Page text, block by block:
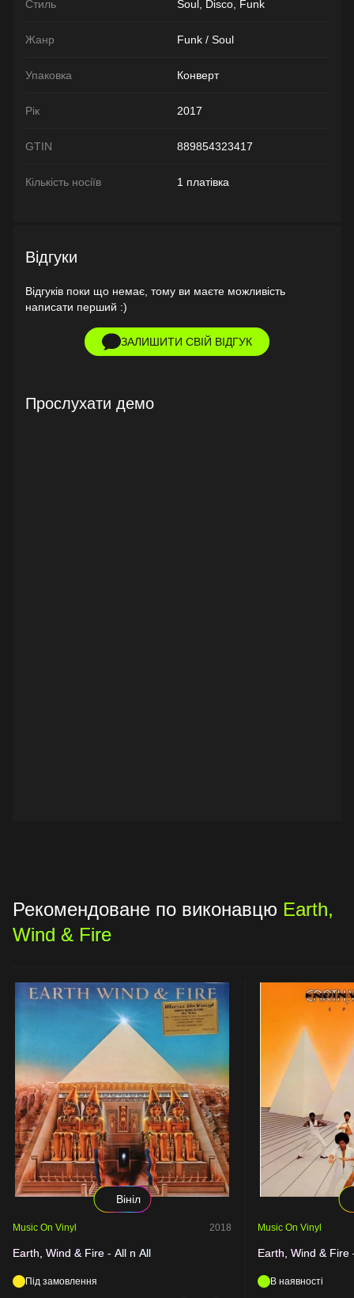
Стиль Soul, Disco, Funk
Жанр Funk / Soul
Упаковка Конверт
Рік 2017
GTIN 889854323417
Кількість носіїв 1 платівка
Відгуки
Відгуків поки що немає, тому ви маєте можливість
написати перший :)
ЗАЛИШИТИ СВІЙ ВІДГУК
Прослухати демо
Рекомендоване по виконавцю Earth,
Wind & Fire
Вініл
Music On Vinyl 2018
Earth, Wind & Fire - All n All
Під замовлення
Music On Vinyl
Earth, Wind & Fire
В наявності